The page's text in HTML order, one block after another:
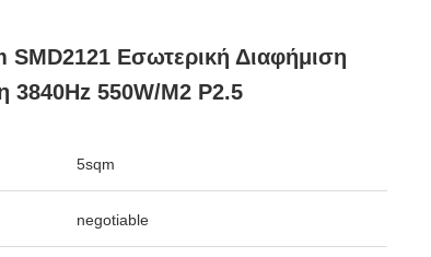
SMD2121 Εσωτερική Διαφήμιση
3840Hz 550W/M2 P2.5
5sqm
negotiable